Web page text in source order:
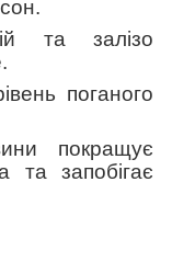
та залізо
поганого
покращує
та запобігає